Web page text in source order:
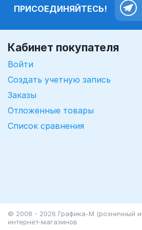
ПРИСОЕДИНЯЙТЕСЬ!
Кабинет покупателя
Войти
Создать учетную запись
Заказы
Отложенные товары
Список сравнения
© 2008 - 2026 Графика-М (розничный
интернет-магазинов